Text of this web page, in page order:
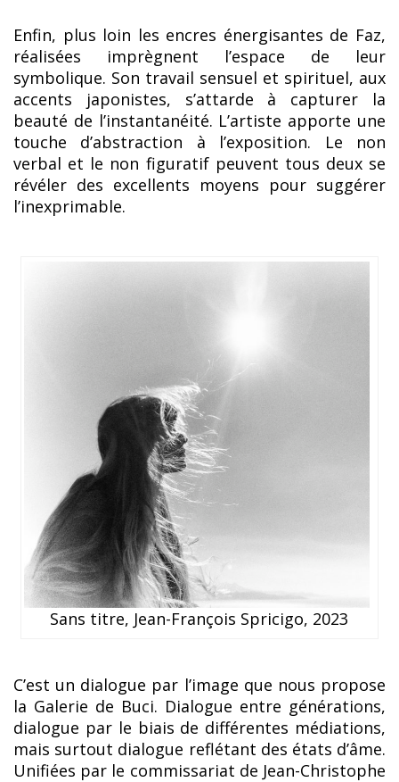
Enfin, plus loin les encres énergisantes de Faz,
réalisées imprègnent l’espace de leur
symbolique. Son travail sensuel et spirituel, aux
accents japonistes, s’attarde à capturer la
beauté de l’instantanéité. L’artiste apporte une
touche d’abstraction à l’exposition. Le non
verbal et le non figuratif peuvent tous deux se
révéler des excellents moyens pour suggérer
l’inexprimable.
Sans titre, Jean-François Spricigo, 2023
C’est un dialogue par l’image que nous propose
la Galerie de Buci. Dialogue entre générations,
dialogue par le biais de différentes médiations,
mais surtout dialogue reflétant des états d’âme.
Unifiées par le commissariat de Jean-Christophe